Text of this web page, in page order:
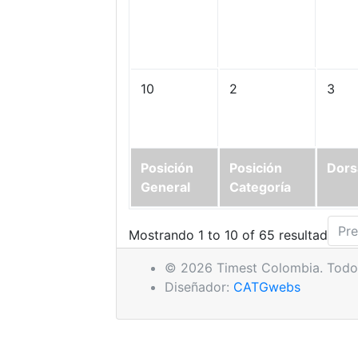
Posición
General
Posición
Categoría
10 2 3
Mostrando 1 to 10 of 65 resultados
© 2026 Timest Colombia.
Diseñador: CATGwebs